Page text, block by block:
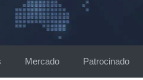
Mercado Patrocinado